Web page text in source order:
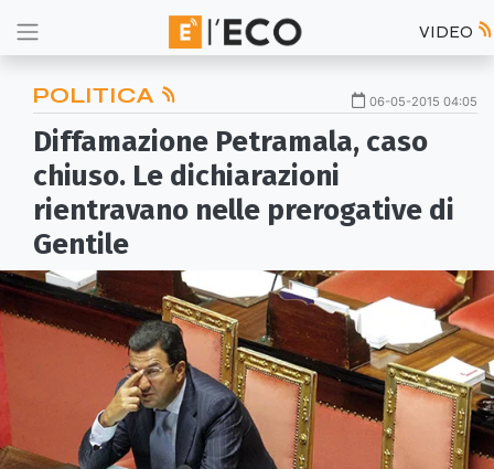
VIDEO
POLITICA 06-05-2015 04:05
Diffamazione Petramala, caso
chiuso. Le dichiarazioni
rientravano nelle prerogative di
Gentile